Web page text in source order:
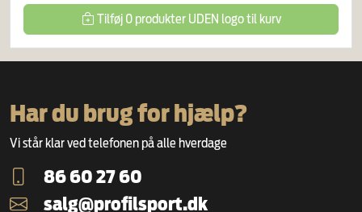
Tilføj 0produkter UDEN logotil kurv
Har du brug for hjælp?
Vi står klar ved telefonen på alle hverdage
86 60 27 60
salg@profilsport.dk